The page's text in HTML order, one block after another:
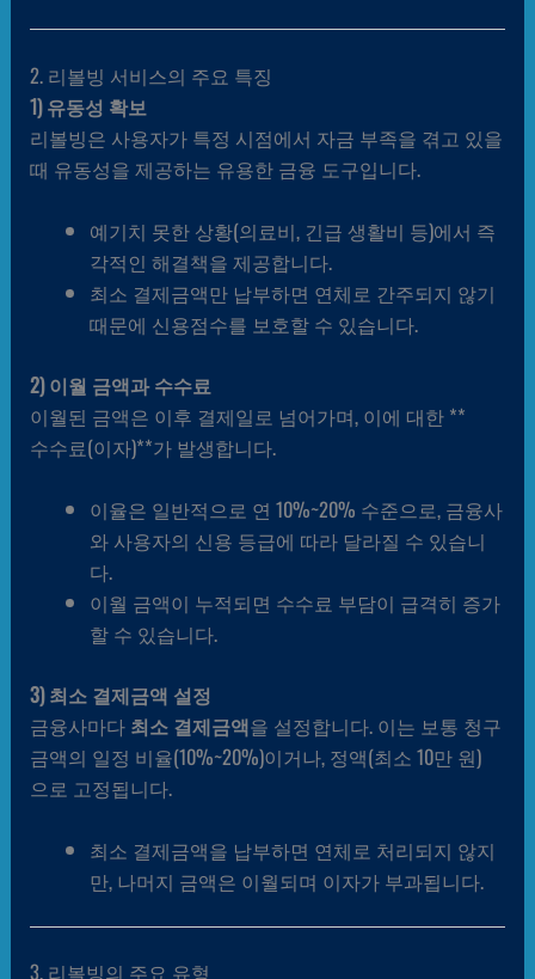
2. 리볼빙 서비스의 주요 특징
1) 유동성 확보
리볼빙은 사용자가 특정 시점에서 자금 부족을 겪고 있을
때 유동성을 제공하는 유용한 금융 도구입니다.
예기치 못한 상황(의료비, 긴급 생활비 등)에서 즉
각적인 해결책을 제공합니다.
최소 결제금액만 납부하면 연체로 간주되지 않기
때문에 신용점수를 보호할 수 있습니다.
2) 이월 금액과 수수료
이월된 금액은 이후 결제일로 넘어가며, 이에 대한 **
수수료(이자)**가 발생합니다.
이율은 일반적으로 연 10%~20% 수준으로, 금융사
와 사용자의 신용 등급에 따라 달라질 수 있습니
다.
이월 금액이 누적되면 수수료 부담이 급격히 증가
할 수 있습니다.
3) 최소 결제금액 설정
금융사마다 최소 결제금액을 설정합니다. 이는 보통 청구
금액의 일정 비율(10%~20%)이거나, 정액(최소 10만 원)
으로 고정됩니다.
최소 결제금액을 납부하면 연체로 처리되지 않지
만, 나머지 금액은 이월되며 이자가 부과됩니다.
3. 리볼빙의 주요 유형